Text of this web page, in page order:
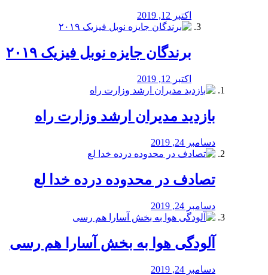
اکتبر 12, 2019
برندگان جایزه نوبل فیزیک ۲۰۱۹
اکتبر 12, 2019
بازدید مدیران ارشد وزارت راه
دسامبر 24, 2019
تصادف در محدوده درده خدا لع
دسامبر 24, 2019
آلودگی هوا به بخش آسارا هم رسی
دسامبر 24, 2019